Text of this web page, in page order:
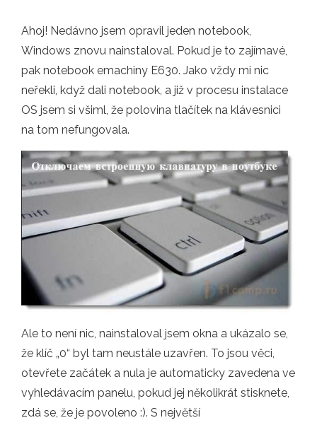
Ahoj! Nedávno jsem opravil jeden notebook,
Windows znovu nainstaloval. Pokud je to zajímavé,
pak notebook emachiny E630. Jako vždy mi nic
neřekli, když dali notebook, a již v procesu instalace
OS jsem si všiml, že polovina tlačítek na klávesnici
na tom nefungovala.
Ale to není nic, nainstaloval jsem okna a ukázalo se,
že klíč „0“ byl tam neustále uzavřen. To jsou věci,
otevřete začátek a nula je automaticky zavedena ve
vyhledávacím panelu, pokud jej několikrát stisknete,
zdá se, že je povoleno :). S největší